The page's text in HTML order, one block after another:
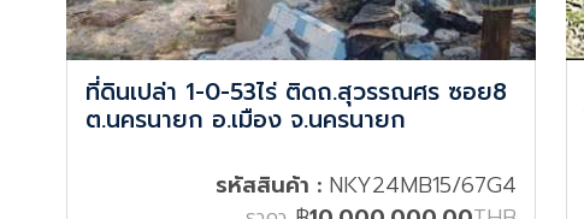
ที่ดินเปล่า 1-0-53ไร่ ติดถ.สุวรรณศร ซอย8
ต.นครนายก อ.เมือง จ.นครนายก
รหัสสินค้า : NKY24MB15/67G4